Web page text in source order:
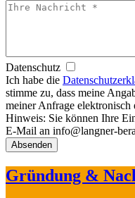
Datenschutz
Ich habe die
stimme zu, dass meine
meiner Anfrage elektronisch
Hinweis: Sie können Ihre
E-Mail an info@langner-
Gründung &